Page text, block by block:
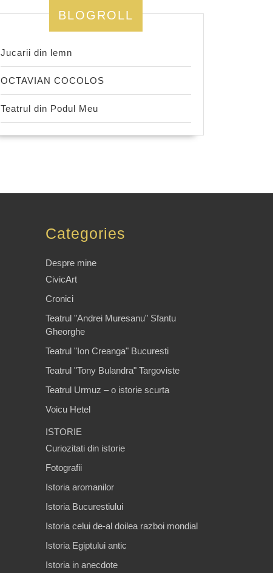
BLOGROLL
Jucarii din lemn
OCTAVIAN COCOLOS
Teatrul din Podul Meu
Categories
Despre mine
CivicArt
Cronici
Teatrul "Andrei Muresanu" Sfantu
Gheorghe
Teatrul "Ion Creanga" Bucuresti
Teatrul "Tony Bulandra" Targoviste
Teatrul Urmuz – o istorie scurta
Voicu Hetel
ISTORIE
Curiozitati din istorie
Fotografii
Istoria aromanilor
Istoria Bucurestiului
Istoria celui de-al doilea razboi mondial
Istoria Egiptului antic
Istoria in anecdote